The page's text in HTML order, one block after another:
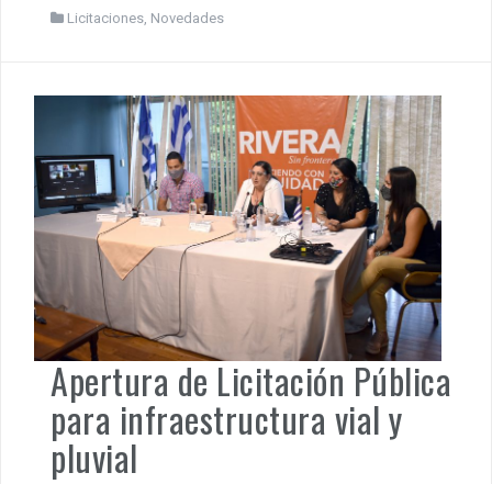
Licitaciones Novedades
Apertura de Licitación Pública
para infraestructura vial y
pluvial